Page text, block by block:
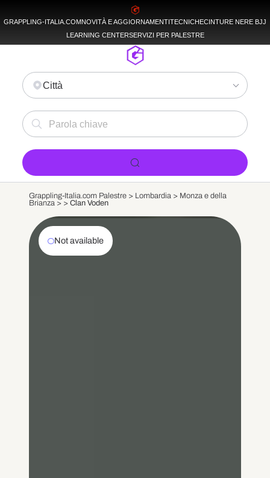
GRAPPLING-ITALIA.COMNOVITÀ E AGGIORNAMENTITECNICHECINTURE NERE BJJ
LEARNING CENTERSERVIZI PER PALESTRE
Città
Grappling-Italia.com Palestre > Lombardia > Monza e della
Brianza > > Clan Voden
Not available